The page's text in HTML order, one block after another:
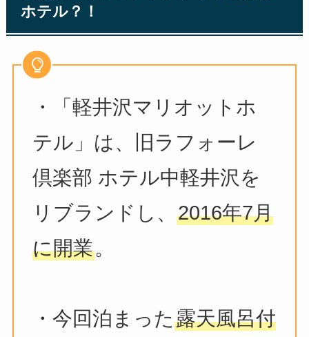
ホテル？！
・「軽井沢マリオットホ
テル」は、旧ラフォーレ
倶楽部 ホテル中軽井沢を
リブランドし、 2016年7月
に開業。
・今回泊まった露天風呂付